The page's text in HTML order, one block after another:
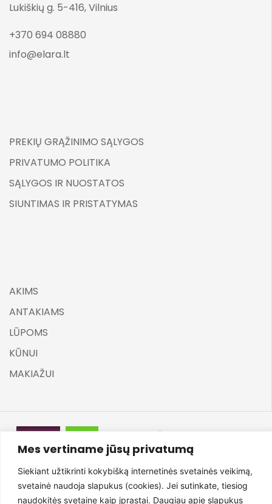
Mes vertiname jūsų privatumą
Siekiant užtikrinti kokybišką internetinės svetainės veikimą,
svetainė naudoja slapukus (cookies). Jei sutinkate, tiesiog
naudokitės svetaine kaip įprastai. Daugiau apie slapukus
Lukiškių g. 5-416, Vilnius
+370 694 08880
info@elara.lt
PREKIŲ GRĄŽINIMO SĄLYGOS
PRIVATUMO POLITIKA
SĄLYGOS IR NUOSTATOS
SIUNTIMAS IR PRISTATYMAS
AKIMS
ANTAKIAMS
LŪPOMS
KŪNUI
MAKIAŽUI
©ELARA BY UGNĖ ZAVISTAUSKAITĖ 2025